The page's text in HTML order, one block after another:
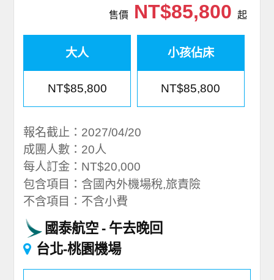
售價NT$85,800 起
大人
NT$85,800
小孩佔床
NT$85,800
報名截止：2027/04/20
成團人數：20人
每人訂金：NT$20,000
包含項目：含國內外機場稅,旅責險
不含項目：不含小費
國泰航空
午去晚回
台北-桃園機場